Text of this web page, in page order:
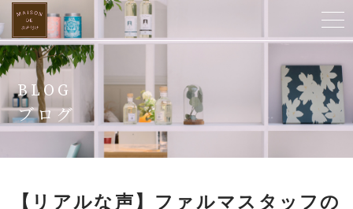
ホーム
当店について
ご提供サービス
スタッフ紹介
BLOG
ブログ
【リアルな声】ファルマスタッフの